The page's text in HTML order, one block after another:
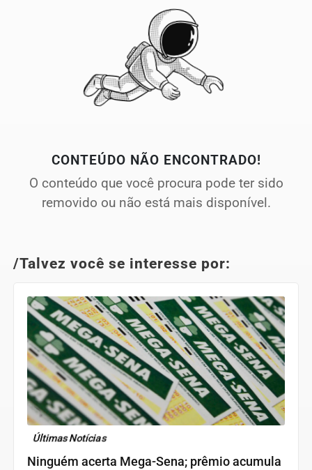
CONTEÚDO NÃO ENCONTRADO!
O conteúdo que você procura pode ter sido
removido ou não está mais disponível.
/Talvez você se interesse por:
Últimas Notícias
Ninguém acerta Mega-Sena; prêmio acumula